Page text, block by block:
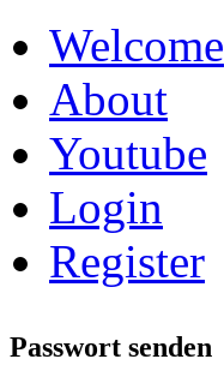
Welcome
About
Youtube
Login
Register
Passwort senden